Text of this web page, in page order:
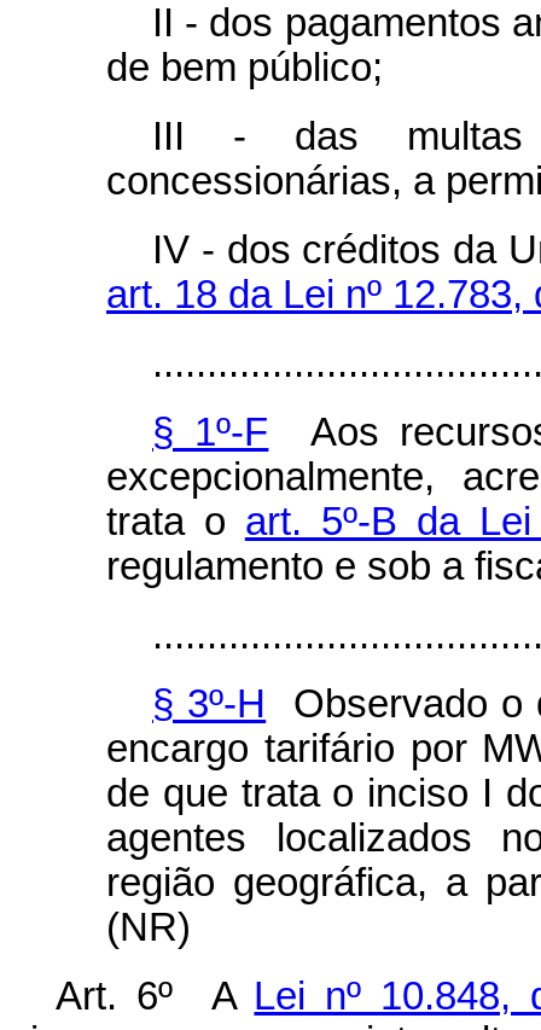
II - dos pagamentos
de bem público;
III - das multas
concessionárias, a
IV - dos créditos da
art. 18 da Lei nº
§ 1º-F Aos
excepcionalmente,
trata o art. 5º-B da
regulamento e sob a
§ 3º-H Observado o
encargo tarifário por
de que trata o inciso I
agentes localizados
região geográfica, a
(NR)
Art. 6º A Lei nº 10.848,